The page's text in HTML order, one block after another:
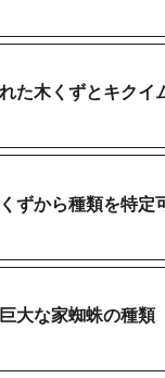
た木くずとキクイ
ずから種類を特定
大な家蜘蛛の種類